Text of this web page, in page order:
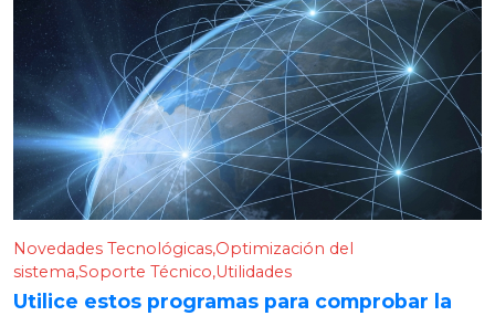
Novedades Tecnológicas Optimización del
sistema Soporte Técnico Utilidades
Utilice estos programas para comprobar la